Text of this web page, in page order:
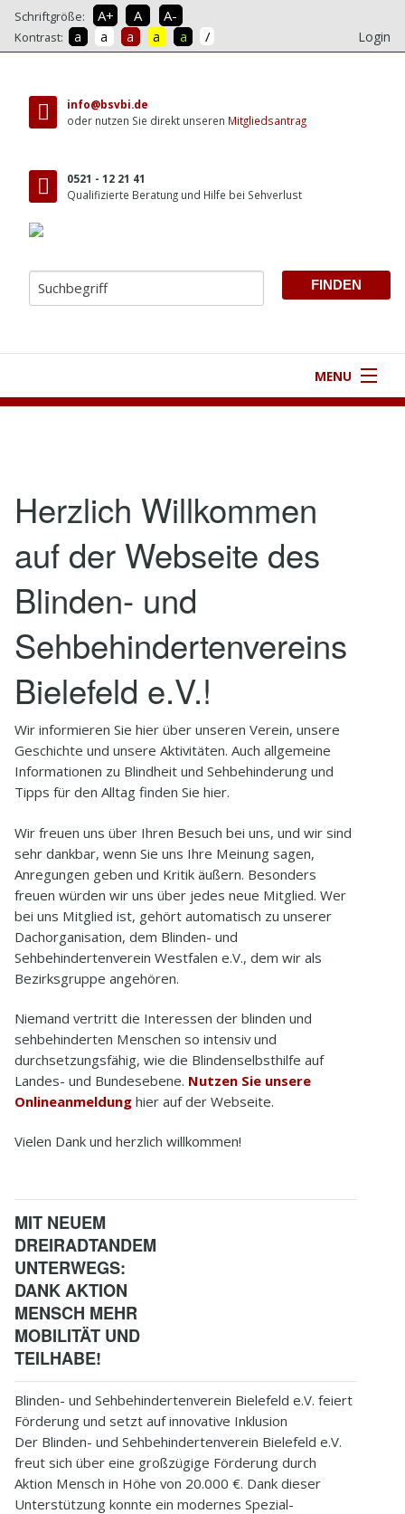
Schriftgröße: A+ A A-
Kontrast: a a a a a / Login
info@bsvbi.de
oder nutzen Sie direkt unseren Mitgliedsantrag
0521 - 12 21 41
Qualifizierte Beratung und Hilfe bei Sehverlust
zum
MENU
2.1
Vereinsräume
2.1.1
PresseNeueröffnung
2.5
Historie
2.6
Hedwig Brauns
3
Aktivitäten
3.1
Veranstaltungen
3.2
Treffen
3.3
Bielefelder Echo
3.4
Behindertenbeirat
4.1
Wegbeschreibungen
4.2
Mitgliedsantrag
5.1.1
Katarakt - Grauer Star
5.1.2
Makuladegeneration
5.1.3
Diabetische Retinopathie
5.1.5
Retinitis Pigmentosa
5.1.6
Weitere Augenerkrankungen
5.2
Barrierefreiheit
Herzlich Willkommen
auf der Webseite des
Blinden- und
Sehbehindertenvereins
Bielefeld e.V.!
Wir informieren Sie hier über unseren Verein, unsere
Geschichte und unsere Aktivitäten. Auch allgemeine
Informationen zu Blindheit und Sehbehinderung und
Tipps für den Alltag finden Sie hier.
Wir freuen uns über Ihren Besuch bei uns, und wir sind
sehr dankbar, wenn Sie uns Ihre Meinung sagen,
Anregungen geben und Kritik äußern. Besonders
freuen würden wir uns über jedes neue Mitglied. Wer
bei uns Mitglied ist, gehört automatisch zu unserer
Dachorganisation, dem Blinden- und
Sehbehindertenverein Westfalen e.V., dem wir als
Bezirksgruppe angehören.
Niemand vertritt die Interessen der blinden und
sehbehinderten Menschen so intensiv und
durchsetzungsfähig, wie die Blindenselbsthilfe auf
Landes- und Bundesebene. Nutzen Sie unsere
Onlineanmeldung hier auf der Webseite.
Vielen Dank und herzlich willkommen!
MIT NEUEM
DREIRADTANDEM
UNTERWEGS:
DANK AKTION
MENSCH MEHR
MOBILITÄT UND
TEILHABE!
Blinden- und Sehbehindertenverein Bielefeld e.V. feiert
Förderung und setzt auf innovative Inklusion
Der Blinden- und Sehbehindertenverein Bielefeld e.V.
freut sich über eine großzügige Förderung durch
Aktion Mensch in Höhe von 20.000 €. Dank dieser
Unterstützung konnte ein modernes Spezial-